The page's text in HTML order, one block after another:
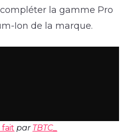
la gamme Pro
Ion de la marque.
fait par TBTC_